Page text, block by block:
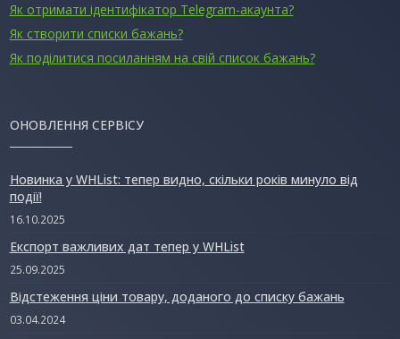
Як отримати ідентифікатор Telegram-акаунта?
Як створити списки бажань?
Як поділитися посиланням на свій список бажань?
ОНОВЛЕННЯ СЕРВІСУ
Новинка у WHList: тепер видно, скільки років минуло від
події!
16.10.2025
Експорт важливих дат тепер у WHList
25.09.2025
Відстеження ціни товару, доданого до списку бажань
03.04.2024